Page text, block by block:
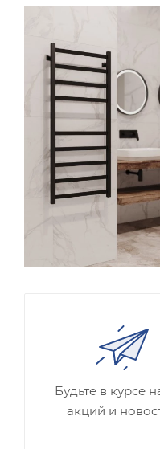
Будьте в курсе
акций и